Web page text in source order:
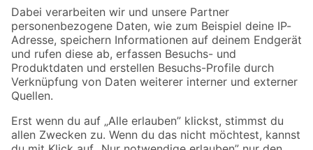
Zahlungsarten Versandarten
Sicher einkaufen